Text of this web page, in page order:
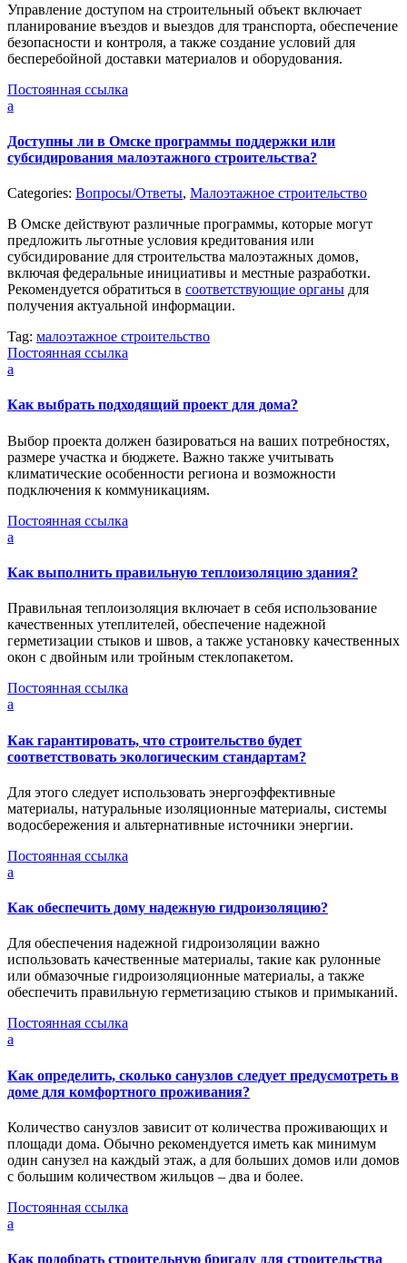
Управление доступом на строительный объект включает
планирование въездов и выездов для транспорта, обеспечение
безопасности и контроля, а также создание условий для
бесперебойной доставки материалов и оборудования.
Постоянная ссылка
a
Доступны ли в Омске программы поддержки или
субсидирования малоэтажного строительства?
Categories: Вопросы/Ответы, Малоэтажное строительство
В Омске действуют различные программы, которые могут
предложить льготные условия кредитования или
субсидирование для строительства малоэтажных домов,
включая федеральные инициативы и местные разработки.
Рекомендуется обратиться в соответствующие органы для
получения актуальной информации.
Tag: малоэтажное строительство
Постоянная ссылка
a
Как выбрать подходящий проект для дома?
Выбор проекта должен базироваться на ваших потребностях,
размере участка и бюджете. Важно также учитывать
климатические особенности региона и возможности
подключения к коммуникациям.
Постоянная ссылка
a
Как выполнить правильную теплоизоляцию здания?
Правильная теплоизоляция включает в себя использование
качественных утеплителей, обеспечение надежной
герметизации стыков и швов, а также установку качественных
окон с двойным или тройным стеклопакетом.
Постоянная ссылка
a
Как гарантировать, что строительство будет
соответствовать экологическим стандартам?
Для этого следует использовать энергоэффективные
материалы, натуральные изоляционные материалы, системы
водосбережения и альтернативные источники энергии.
Постоянная ссылка
a
Как обеспечить дому надежную гидроизоляцию?
Для обеспечения надежной гидроизоляции важно
использовать качественные материалы, такие как рулонные
или обмазочные гидроизоляционные материалы, а также
обеспечить правильную герметизацию стыков и примыканий.
Постоянная ссылка
a
Как определить, сколько санузлов следует предусмотреть в
доме для комфортного проживания?
Количество санузлов зависит от количества проживающих и
площади дома. Обычно рекомендуется иметь как минимум
один санузел на каждый этаж, а для больших домов или домов
с большим количеством жильцов – два и более.
Постоянная ссылка
a
Как подобрать строительную бригаду для строительства